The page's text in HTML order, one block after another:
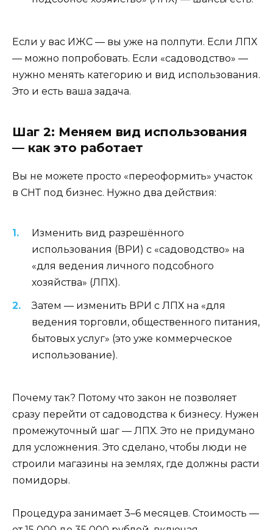
Если у вас ИЖС — вы уже на полпути. Если ЛПХ
— можно попробовать. Если «садоводство» —
нужно менять категорию и вид использования.
Это и есть ваша задача.
Шаг 2: Меняем вид использования
— как это работает
Вы не можете просто «переоформить» участок
в СНТ под бизнес. Нужно два действия:
Изменить вид разрешённого
использования (ВРИ) с «садоводство» на
«для ведения личного подсобного
хозяйства» (ЛПХ).
Затем — изменить ВРИ с ЛПХ на «для
ведения торговли, общественного питания,
бытовых услуг» (это уже коммерческое
использование).
Почему так? Потому что закон не позволяет
сразу перейти от садоводства к бизнесу. Нужен
промежуточный шаг — ЛПХ. Это не придумано
для усложнения. Это сделано, чтобы люди не
строили магазины на землях, где должны расти
помидоры.
Процедура занимает 3–6 месяцев. Стоимость —